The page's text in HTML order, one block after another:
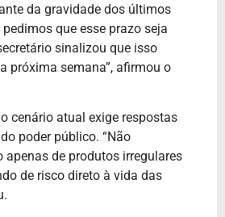
da gravidade dos últimos
que esse prazo seja
sinalizou que isso
próxima semana”, afirmou o
cenário atual exige respostas
poder público. “Não
de produtos irregulares
de risco direto à vida das